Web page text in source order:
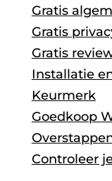
Gratis
Gratis
Gratis
Installatie
Keurmerk
Goedkoop
Controleer